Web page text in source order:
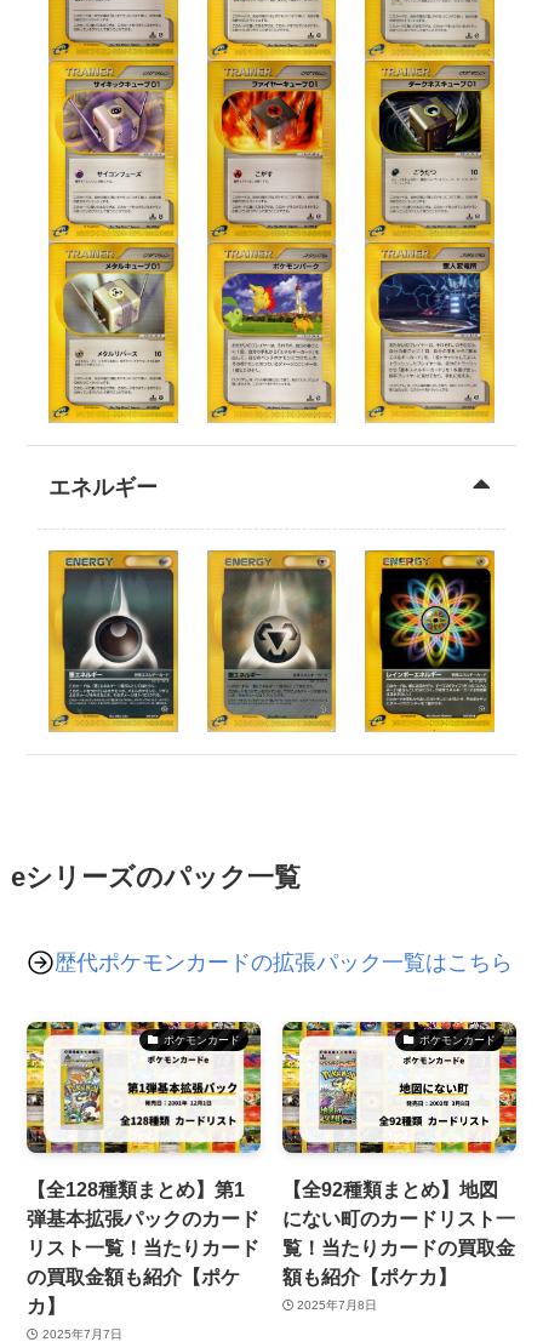
エネルギー
eシリーズのパック一覧
歴代ポケモンカードの拡張パック一覧はこちら
ポケモンカード
【全128種類まとめ】第1
弾基本拡張パックのカード
リスト一覧！当たりカード
の買取金額も紹介【ポケ
カ】
2025年7月7日
ポケモンカード
【全92種類まとめ】地図
にない町のカードリスト一
覧！当たりカードの買取金
額も紹介【ポケカ】
2025年7月8日